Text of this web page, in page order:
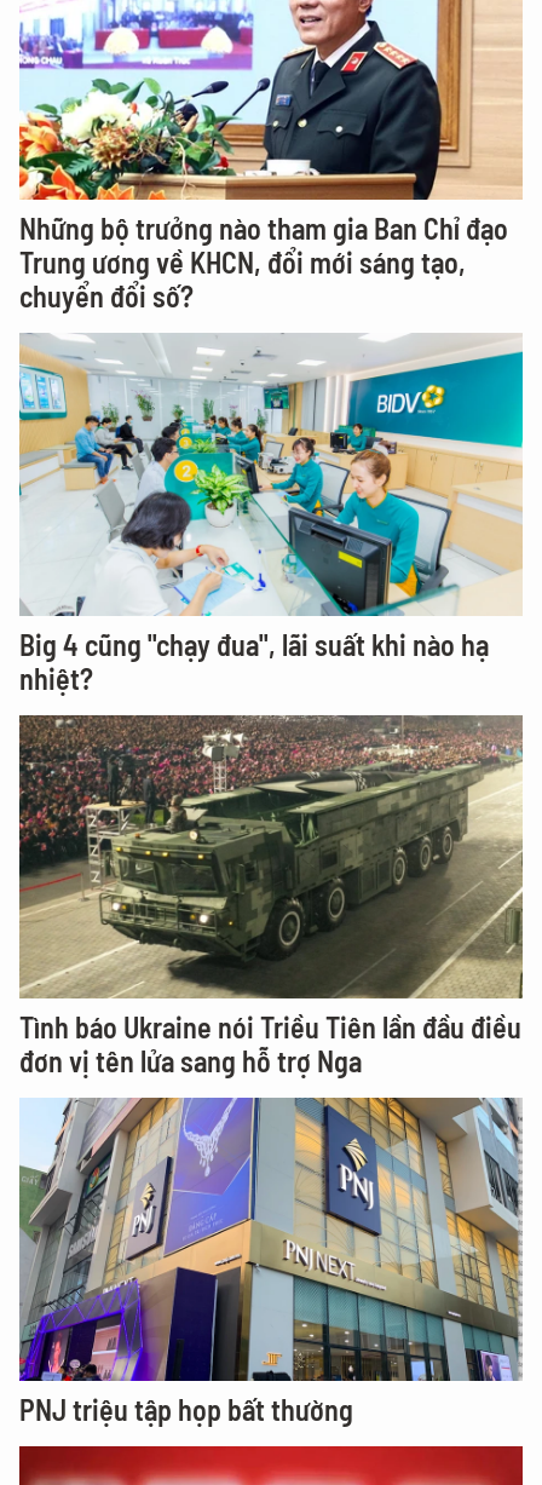
Những bộ trưởng nào tham gia Ban Chỉ đạo
Trung ương về KHCN, đổi mới sáng tạo,
chuyển đổi số?
Big 4 cũng "chạy đua", lãi suất khi nào hạ
nhiệt?
Tình báo Ukraine nói Triều Tiên lần đầu điều
đơn vị tên lửa sang hỗ trợ Nga
PNJ triệu tập họp bất thường